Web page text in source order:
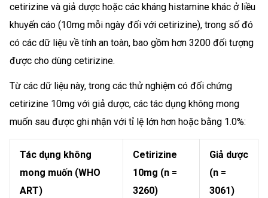
cetirizine và giả dược hoặc các kháng histamine khác ở liều
khuyến cáo (10mg mỗi ngày đối với cetirizine), trong số đó
có các dữ liệu về tính an toàn, bao gồm hơn 3200 đối tượng
được cho dùng cetirizine.
Từ các dữ liệu này, trong các thử nghiệm có đối chứng
cetirizine 10mg với giả dược, các tác dụng không mong
muốn sau được ghi nhận với tỉ lệ lớn hơn hoặc bằng 1.0%:
Tác dụng không
mong muốn (WHO
ART)
Cetirizine
10mg (n =
3260)
Giả dược
(n =
3061)